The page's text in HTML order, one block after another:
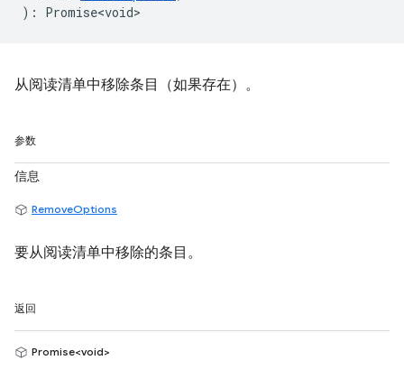
) : Promise<void>
从阅读清单中移除条目（如果存在）。
参数
信息
RemoveOptions
要从阅读清单中移除的条目。
返回
Promise<void>